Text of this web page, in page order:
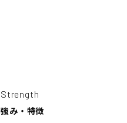
Strength
強み・特徴